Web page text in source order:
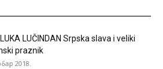
LUČINDAN Srpska slava i veliki
praznik
2018.